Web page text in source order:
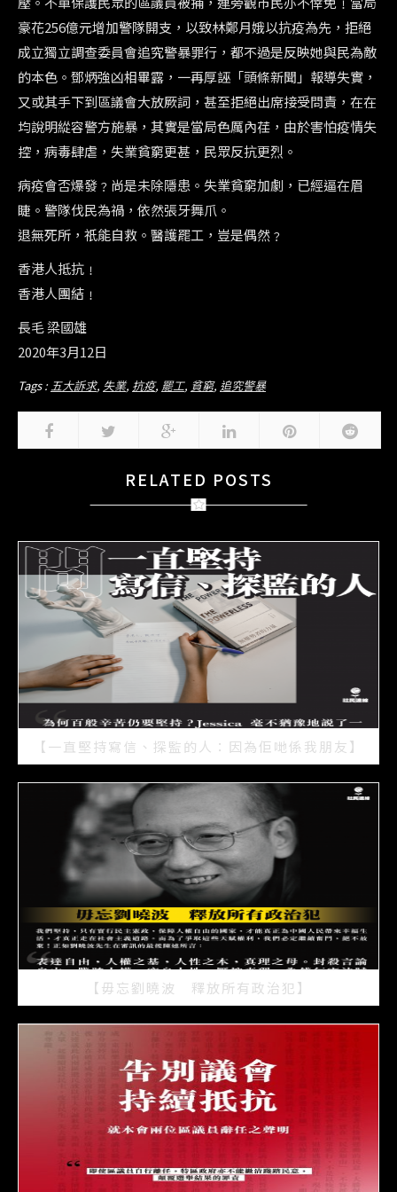
豪花256億元增加警隊開支，以致林鄭月娥以抗疫為先，拒絕
成立獨立調查委員會追究警暴罪行，都不過是反映她與民為敵
的本色。鄧炳強凶相畢露，一再厚誣「頭條新聞」報導失實，
又或其手下到區議會大放厥詞，甚至拒絕出席接受問責，在在
均說明緃容警方施暴，其實是當局色厲內荏，由於害怕疫情失
控，病毒肆虐，失業貧窮更甚，民眾反抗更烈。
病疫會否爆發﹖尚是未除隱患。失業貧窮加劇，已經逼在眉
睫。警隊伐民為禍，依然張牙舞爪。
退無死所，祇能自救。醫護罷工，豈是偶然﹖
香港人抵抗﹗
香港人團結﹗
長毛 梁國雄
2020年3月12日
Tags :五大訴求, 失業, 抗疫, 罷工, 貧窮, 追究警暴
RELATED POSTS
【一直堅持寫信、探監的人：因為佢哋係我朋友】
2021/07/15
【毋忘劉曉波 釋放所有政治犯】